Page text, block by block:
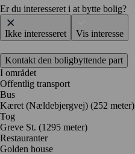
Er du interesseret i at bytte bolig?
Ikke interesseret Vis interesse
Kontakt den boligbyttende part
I området
Offentlig transport
Bus
Kæret (Nældebjergvej) (252 meter)
Tog
Greve St. (1295 meter)
Restauranter
Golden house